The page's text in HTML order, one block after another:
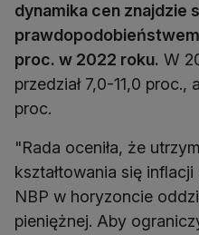
dynamika cen znajdzie
proc. w 2022 roku. W
przedział 7,0-11,0
proc.
"Rada oceniła, że
kształtowania się
NBP w horyzoncie
pieniężnej. Aby